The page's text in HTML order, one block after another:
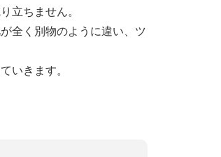
立ちません。
全く別物のように違い、ツ
いきます。